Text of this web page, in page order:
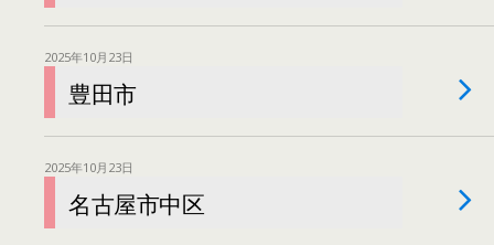
2025年10月23日
豊田市
2025年10月23日
名古屋市中区